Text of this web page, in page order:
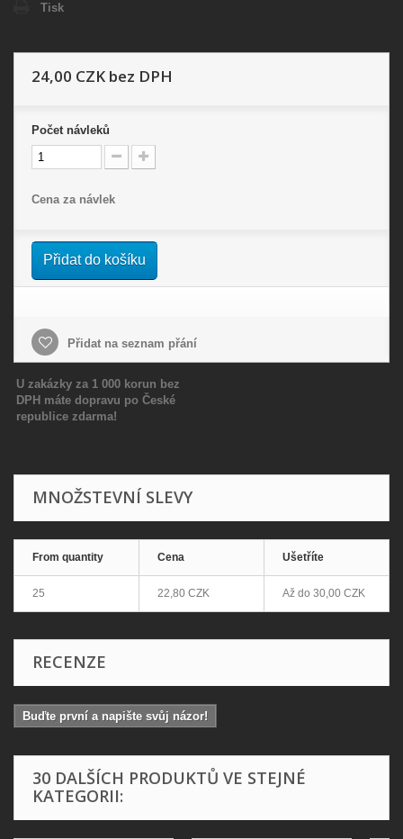
Tisk
24,00 CZK bez DPH
Počet návleků
Cena za návlek
Přidat do košíku
Přidat na seznam přání
U zakázky za 1 000 korun bez
DPH máte dopravu po České
republice zdarma!
MNOŽSTEVNÍ SLEVY
From quantity Cena Ušetříte
25 22,80 CZK Až do 30,00 CZK
RECENZE
Buďte první a napište svůj názor!
30 DALŠÍCH PRODUKTŮ VE STEJNÉ
KATEGORII: